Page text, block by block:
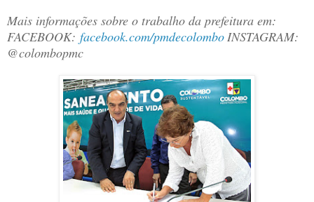
Mais informações sobre o trabalho da prefeitura em:
FACEBOOK: facebook.com/pmdecolomboINSTAGRAM:
@colombopmc